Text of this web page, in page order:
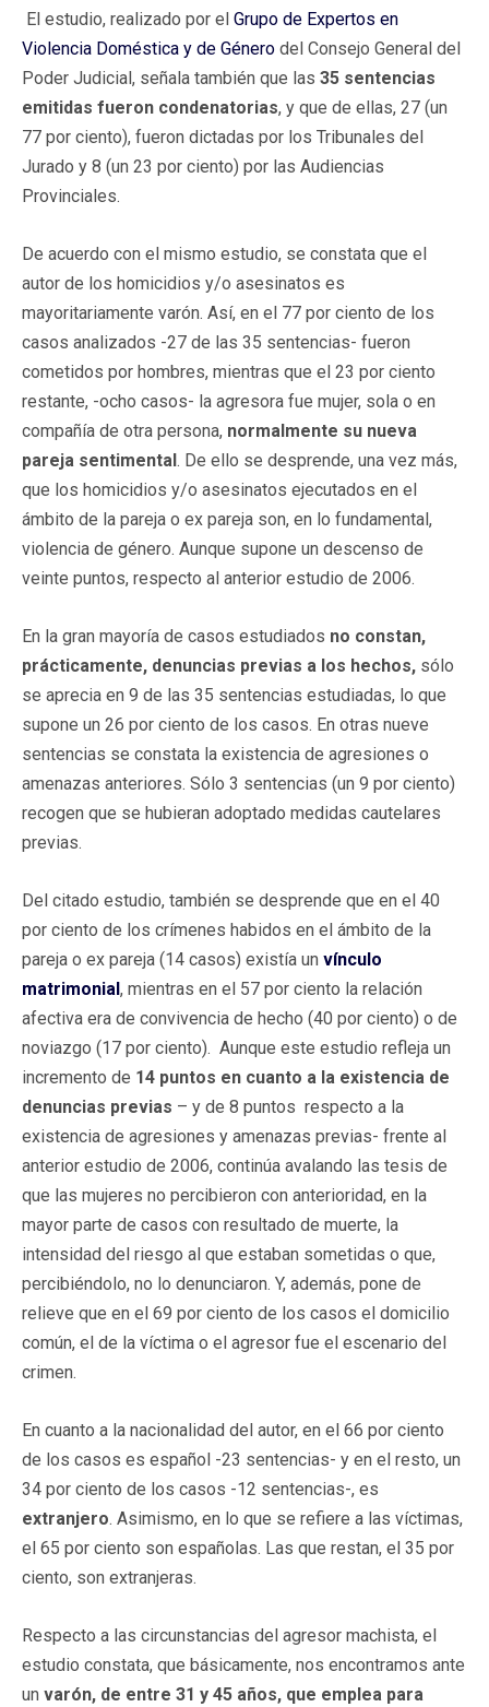
El estudio, realizado por el Grupo de Expertos en
Violencia Doméstica y de Género del Consejo General del
Poder Judicial, señala también que las 35 sentencias
emitidas fueron condenatorias, y que de ellas, 27 (un
77 por ciento), fueron dictadas por los Tribunales del
Jurado y 8 (un 23 por ciento) por las Audiencias
Provinciales.
De acuerdo con el mismo estudio, se constata que el
autor de los homicidios y/o asesinatos es
mayoritariamente varón. Así, en el 77 por ciento de los
casos analizados -27 de las 35 sentencias- fueron
cometidos por hombres, mientras que el 23 por ciento
restante, -ocho casos- la agresora fue mujer, sola o en
compañía de otra persona, normalmente su nueva
pareja sentimental. De ello se desprende, una vez más,
que los homicidios y/o asesinatos ejecutados en el
ámbito de la pareja o ex pareja son, en lo fundamental,
violencia de género. Aunque supone un descenso de
veinte puntos, respecto al anterior estudio de 2006.
En la gran mayoría de casos estudiados no constan,
prácticamente, denuncias previas a los hechos, sólo
se aprecia en 9 de las 35 sentencias estudiadas, lo que
supone un 26 por ciento de los casos. En otras nueve
sentencias se constata la existencia de agresiones o
amenazas anteriores. Sólo 3 sentencias (un 9 por ciento)
recogen que se hubieran adoptado medidas cautelares
previas.
Del citado estudio, también se desprende que en el 40
por ciento de los crímenes habidos en el ámbito de la
pareja o ex pareja (14 casos) existía un vínculo
matrimonial, mientras en el 57 por ciento la relación
afectiva era de convivencia de hecho (40 por ciento) o de
noviazgo (17 por ciento). Aunque este estudio refleja un
incremento de 14 puntos en cuanto a la existencia de
denuncias previas – y de 8 puntos respecto a la
existencia de agresiones y amenazas previas- frente al
anterior estudio de 2006, continúa avalando las tesis de
que las mujeres no percibieron con anterioridad, en la
mayor parte de casos con resultado de muerte, la
intensidad del riesgo al que estaban sometidas o que,
percibiéndolo, no lo denunciaron. Y, además, pone de
relieve que en el 69 por ciento de los casos el domicilio
común, el de la víctima o el agresor fue el escenario del
crimen.
En cuanto a la nacionalidad del autor, en el 66 por ciento
de los casos es español -23 sentencias- y en el resto, un
34 por ciento de los casos -12 sentencias-, es
extranjero. Asimismo, en lo que se refiere a las víctimas,
el 65 por ciento son españolas. Las que restan, el 35 por
ciento, son extranjeras.
Respecto a las circunstancias del agresor machista, el
estudio constata, que básicamente, nos encontramos ante
un varón, de entre 31 y 45 años, que emplea para